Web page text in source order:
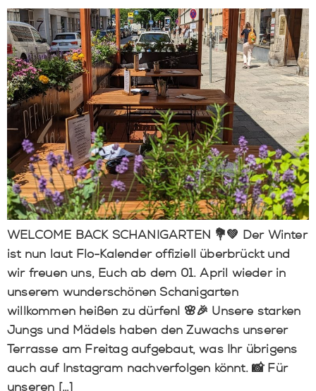
WELCOME BACK SCHANIGARTEN 💐💚 Der Winter
ist nun laut Flo-Kalender offiziell überbrückt und
wir freuen uns, Euch ab dem 01. April wieder in
unserem wunderschönen Schanigarten
willkommen heißen zu dürfen! 🌸🎉 Unsere starken
Jungs und Mädels haben den Zuwachs unserer
Terrasse am Freitag aufgebaut, was Ihr übrigens
auch auf Instagram nachverfolgen könnt. 📸 Für
unseren […]